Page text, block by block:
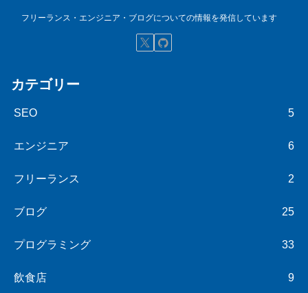
フリーランス・エンジニア・ブログについての情報を発信しています
カテゴリー
SEO 5
エンジニア 6
フリーランス 2
ブログ 25
プログラミング 33
飲食店 9